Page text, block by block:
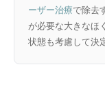
ーザー治療で除去
が必要な大きなほ
状態も考慮して決